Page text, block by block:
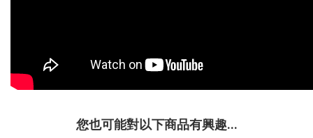
您也可能對以下商品有興趣...